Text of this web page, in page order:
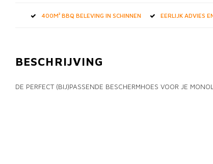
400M² BBQ BELEVING IN SCHINNEN EERLIJK ADVIES
BESCHRIJVING
DE PERFECT (BIJ)PASSENDE BESCHERMHOES VOOR JE